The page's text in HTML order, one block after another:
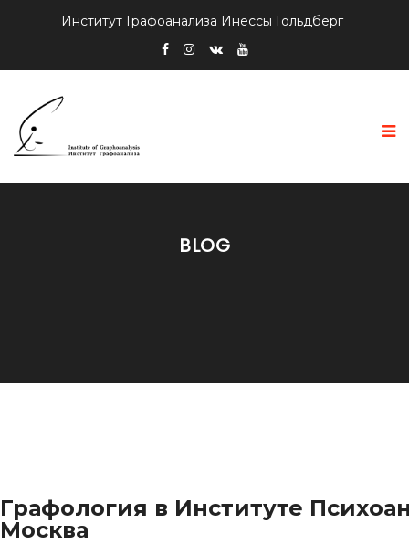
Институт Графоанализа Инессы Гольдберг
BLOG
Графология в Институте
Москва